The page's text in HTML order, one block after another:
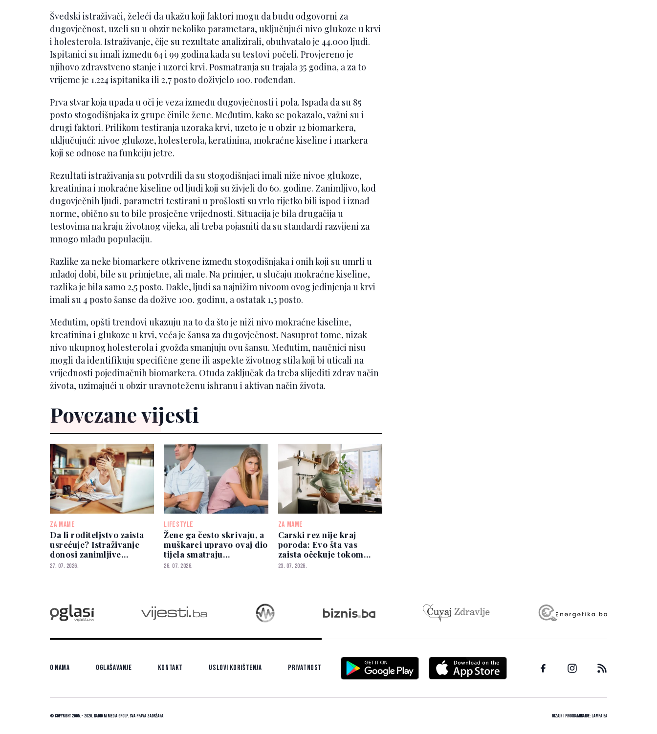
Švedski istraživači, želeći da ukažu koji faktori mogu da budu odgovorni za
dugovječnost, uzeli su u obzir nekoliko parametara, uključujući nivo glukoze u krvi
i holesterola. Istraživanje, čije su rezultate analizirali, obuhvatalo je 44.000 ljudi.
Ispitanici su imali između 64 i 99 godina kada su testovi počeli. Provjereno je
njihovo zdravstveno stanje i uzorci krvi. Posmatranja su trajala 35 godina, a za to
vrijeme je 1.224 ispitanika ili 2,7 posto doživjelo 100. rođendan.
Prva stvar koja upada u oči je veza između dugovječnosti i pola. Ispada da su 85
posto stogodišnjaka iz grupe činile žene. Međutim, kako se pokazalo, važni su i
drugi faktori. Prilikom testiranja uzoraka krvi, uzeto je u obzir 12 biomarkera,
uključujući: nivoe glukoze, holesterola, keratinina, mokraćne kiseline i markera
koji se odnose na funkciju jetre.
Rezultati istraživanja su potvrdili da su stogodišnjaci imali niže nivoe glukoze,
kreatinina i mokraćne kiseline od ljudi koji su živjeli do 60. godine. Zanimljivo, kod
dugovječnih ljudi, parametri testirani u prošlosti su vrlo rijetko bili ispod i iznad
norme, obično su to bile prosječne vrijednosti. Situacija je bila drugačija u
testovima na kraju životnog vijeka, ali treba pojasniti da su standardi razvijeni za
mnogo mlađu populaciju.
Razlike za neke biomarkere otkrivene između stogodišnjaka i onih koji su umrli u
mlađoj dobi, bile su primjetne, ali male. Na primjer, u slučaju mokraćne kiseline,
razlika je bila samo 2,5 posto. Dakle, ljudi sa najnižim nivoom ovog jedinjenja u krvi
imali su 4 posto šanse da dožive 100. godinu, a ostatak 1,5 posto.
Međutim, opšti trendovi ukazuju na to da što je niži nivo mokraćne kiseline,
kreatinina i glukoze u krvi, veća je šansa za dugovječnost. Nasuprot tome, nizak
nivo ukupnog holesterola i gvožđa smanjuju ovu šansu. Međutim, naučnici nisu
mogli da identifikuju specifične gene ili aspekte životnog stila koji bi uticali na
vrijednosti pojedinačnih biomarkera. Otuda zaključak da treba slijediti zdrav način
života, uzimajući u obzir uravnoteženu ishranu i aktivan način života.
Povezane vijesti
ZA MAME
Da li roditeljstvo zaista
usrećuje? Istraživanje
donosi zanimljive
odgovore
27. 07. 2026.
LIFESTYLE
Žene ga često skrivaju, a
muškarci upravo ovaj dio
tijela smatraju
privlačnim
26. 07. 2026.
ZA MAME
Carski rez nije kraj
poroda: Evo šta vas
zaista očekuje tokom
oporavka
23. 07. 2026.
O nama Oglašavanje Kontakt Uslovi korištenja Privatnost
© Copyright 2005. - 2026. Radio M Media Group.Sva prava zadržana. Dizajn i programiranje:Lampa.ba